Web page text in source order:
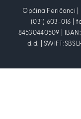
Općina Feričanci |
(031) 603-016 |
84530440509 |
d.d. |